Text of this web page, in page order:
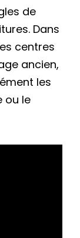
de
Dans
centres
ancien,
les
ou le